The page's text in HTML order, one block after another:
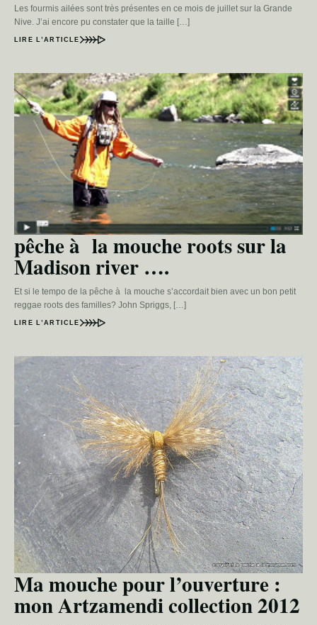
Les fourmis ailées sont très présentes en ce mois de juillet sur la Grande
Nive. J’ai encore pu constater que la taille […]
LIRE L’ARTICLE
pêche à la mouche roots sur la
Madison river ….
Et si le tempo de la pêche à la mouche s’accordait bien avec un bon petit
reggae roots des familles? John Spriggs, […]
LIRE L’ARTICLE
Ma mouche pour l’ouverture :
mon Artzamendi collection 2012